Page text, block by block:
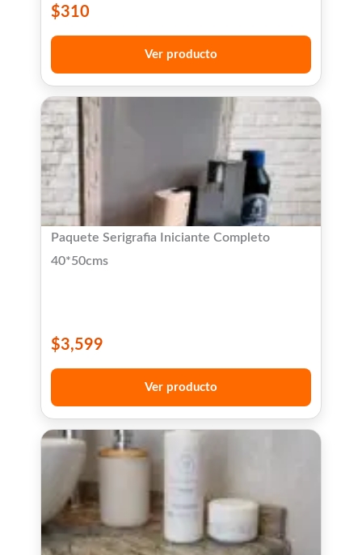
$310
Ver producto
Paquete Serigrafia Iniciante Completo
40*50cms
$3,599
Ver producto